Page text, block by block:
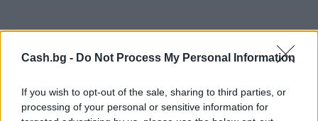
Cash.bg - Do Not Process My Personal Information
If you wish to opt-out of the sale, sharing to third parties, or
processing of your personal or sensitive information for
Реклама